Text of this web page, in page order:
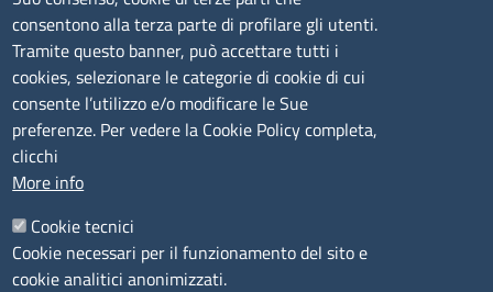
- 17,00
CONTATTI
Camera di Commercio, Industria, Artigianato e
Agricoltura di Sassari
P.IVA01047570906
Codice Fiscale 80000930901
consentono alla terza parte di profilare gli utenti.
Tramite questo banner, può accettare tutti i
cookies, selezionare le categorie di cookie di cui
consente l’utilizzo e/o modificare le Sue
preferenze. Per vedere la Cookie Policy completa,
clicchi
More info
Cookie tecnici
Cookie necessari per il funzionamento del sito e
cookie analitici anonimizzati.